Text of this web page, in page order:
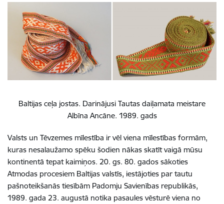
Baltijas ceļa jostas. Darinājusi Tautas daiļamata meistare
Albīna Ancāne. 1989. gads
Valsts un Tēvzemes mīlestība ir vēl viena mīlestības formām,
kuras nesalaužamo spēku šodien nākas skatīt vaigā mūsu
kontinentā tepat kaimiņos. 20. gs. 80. gados sākoties
Atmodas procesiem Baltijas valstīs, iestājoties par tautu
pašnoteikšanās tiesībām Padomju Savienības republikās,
1989. gada 23. augustā notika pasaules vēsturē viena no